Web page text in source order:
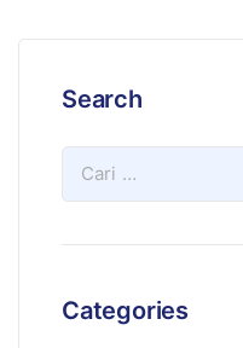
Search
Categories